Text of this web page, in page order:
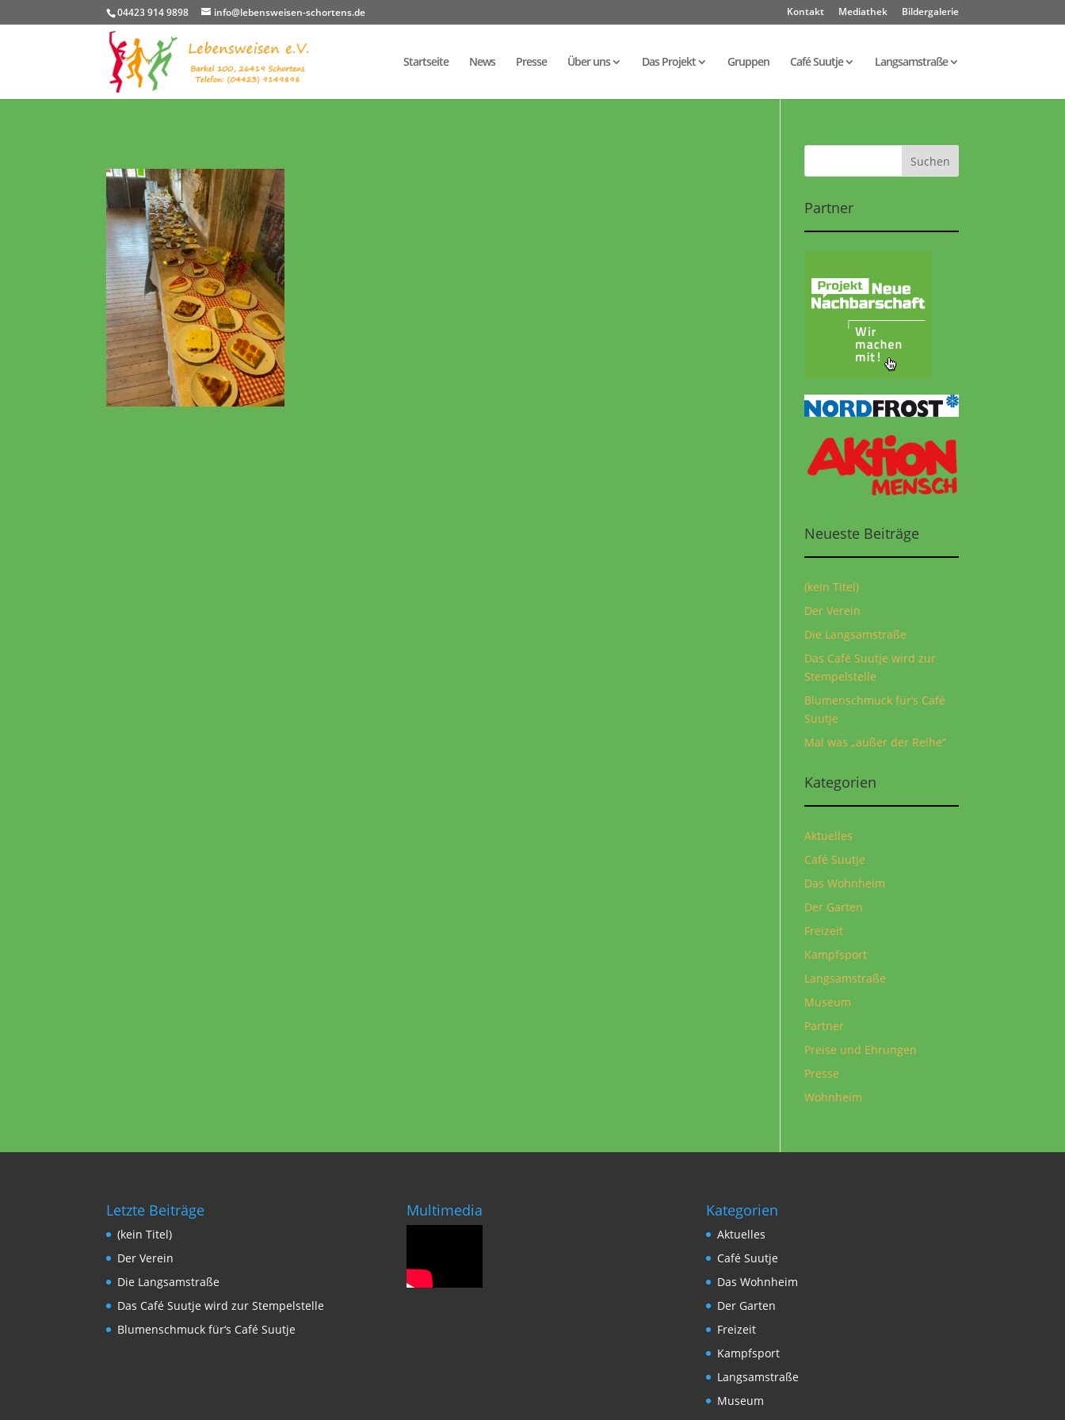
04423 914 9898 info@lebensweisen-schortens.de Kontakt Mediathek Bildergalerie
Startseite News Presse Über uns Das Projekt Gruppen Café Suutje Langsamstraße
Partner
Neueste Beiträge
(kein Titel)
Der Verein
Die Langsamstraße
Das Café Suutje wird zur
Stempelstelle
Blumenschmuck für‘s Café
Suutje
Mal was „außer der Reihe“
Kategorien
Aktuelles
Café Suutje
Das Wohnheim
Der Garten
Freizeit
Kampfsport
Langsamstraße
Museum
Partner
Preise und Ehrungen
Presse
Wohnheim
Letzte Beiträge
(kein Titel)
Der Verein
Die Langsamstraße
Das Café Suutje wird zur Stempelstelle
Blumenschmuck für‘s Café Suutje
Multimedia Kategorien
Aktuelles
Café Suutje
Das Wohnheim
Der Garten
Freizeit
Kampfsport
Langsamstraße
Museum